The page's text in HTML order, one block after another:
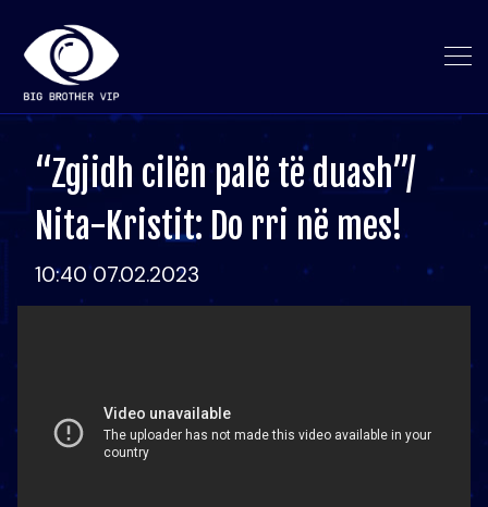
“Zgjidh cilën palë të duash”/
Nita-Kristit: Do rri në mes!
10:40 07.02.2023